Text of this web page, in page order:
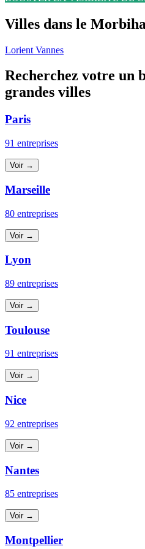
Villes dans le
Lorient Vannes
Recherchez votre un
grandes villes
Paris
91 entreprises
Voir →
Marseille
80 entreprises
Voir →
Lyon
89 entreprises
Voir →
Toulouse
91 entreprises
Voir →
Nice
92 entreprises
Voir →
Nantes
85 entreprises
Voir →
Montpellier